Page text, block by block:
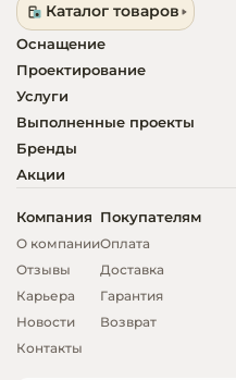
Каталог товаров
Оснащение
Проектирование
Услуги
Выполненные проекты
Бренды
Акции
Компания
О компании
Отзывы
Карьера
Новости
Контакты
Покупателям
Оплата
Доставка
Гарантия
Возврат